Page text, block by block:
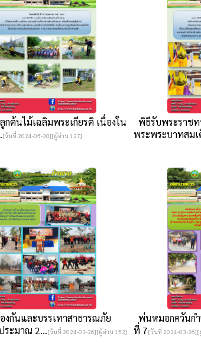
กต้นไม้เฉลิมพระเกียรติ เนื่องใน
[วันที่ 2024-05-30][ผู้อ่าน 127]
พิธีรับพระราช
พระพระบาทสมเ
งกันและบรรเทาสาธารณภัย
ระมาณ 2...[วันที่ 2024-03-26][ผู้อ่าน 152]
พ่นหมอกควันก
ที่ 7[วันที่ 2024-03-26][